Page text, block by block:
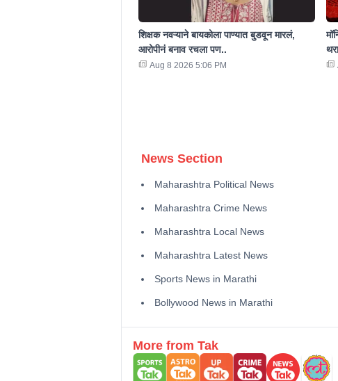
शिक्षक नवऱ्याने बायकोला पाण्यात बुडवून मारलं,
आरोपीनं बनाव रचला पण..
Aug 8 2026 5:06 PM
News Section
Maharashtra Political News
Maharashtra Crime News
Maharashtra Local News
Maharashtra Latest News
Sports News in Marathi
Bollywood News in Marathi
More from Tak